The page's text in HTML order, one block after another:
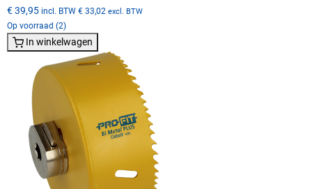
€ 39,95 incl. BTW € 33,02 excl. BTW
Op voorraad (2)
In winkelwagen